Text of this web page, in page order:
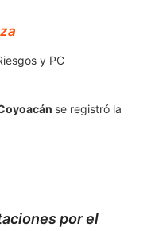
y PC
se registró la
por el